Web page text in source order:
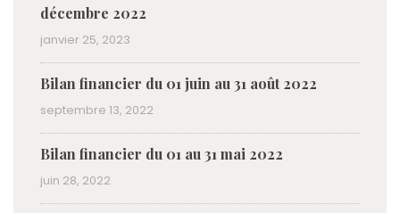
décembre 2022
janvier 25, 2023
Bilan financier du 01 juin au 31 août 2022
septembre 13, 2022
Bilan financier du 01 au 31 mai 2022
juin 28, 2022